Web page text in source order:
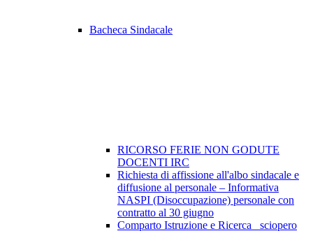
Bacheca Sindacale
RICORSO FERIE NON GODUTE
DOCENTI IRC
Richiesta di affissione all'albo sindacale e
diffusione al personale – Informativa
NASPI (Disoccupazione) personale con
contratto al 30 giugno
Comparto Istruzione e Ricerca_ sciopero